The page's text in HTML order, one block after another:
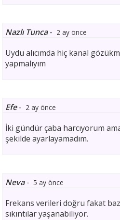
Nazlı Tunca- 2 ay önce
Uydu alıcımda hiç kanal
yapmalıyım
Efe- 2 ay önce
İki gündür çaba harcıyorum
şekilde ayarlayamadım.
Neva- 5 ay önce
Frekans verileri doğru fakat
sıkıntılar yaşanabiliyor.